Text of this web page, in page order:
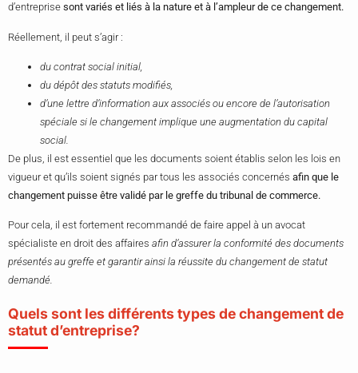
d’entreprise sont variés et liés à la nature et à l’ampleur de ce changement.
Réellement, il peut s’agir :
du contrat social initial,
du dépôt des statuts modifiés,
d’une lettre d’information aux associés ou encore de l’autorisation
spéciale si le changement implique une augmentation du capital
social.
De plus, il est essentiel que les documents soient établis selon les lois en
vigueur et qu’ils soient signés par tous les associés concernés afin que le
changement puisse être validé par le greffe du tribunal de commerce.
Pour cela, il est fortement recommandé de faire appel à un avocat
spécialiste en droit des affaires afin d’assurer la conformité des documents
présentés au greffe et garantir ainsi la réussite du changement de statut
demandé.
Quels sont les différents types de changement de
statut d’entreprise?